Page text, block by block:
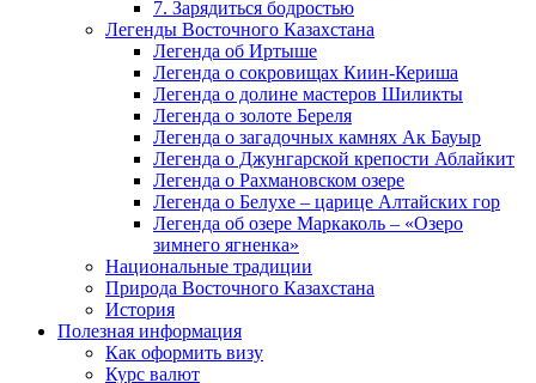
7. Зарядиться бодростью
Легенды Восточного Казахстана
Легенда об Иртыше
Легенда о сокровищах Киин-Кериша
Легенда о долине мастеров Шиликты
Легенда о золоте Береля
Легенда о загадочных камнях Ак Бауыр
Легенда о Джунгарской крепости Аблайкит
Легенда о Рахмановском озере
Легенда о Белухе – царице Алтайских гор
Легенда об озере Маркаколь – «Озеро
зимнего ягненка»
Национальные традиции
Природа Восточного Казахстана
История
Полезная информация
Как оформить визу
Курс валют